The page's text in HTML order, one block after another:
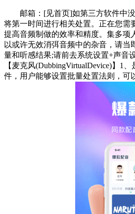
邮箱：[见首页]如第三方软件中没
将第一时间进行相关处置。正在您需
提高音频制做的效率和精度。集多项
以或许无效消弭音频中的杂音，请当
量和听感结果;请前去系统设置+声音
【麦克风(DubbingVirtualDevice)】1
件，用户能够设置批量处置法则，可